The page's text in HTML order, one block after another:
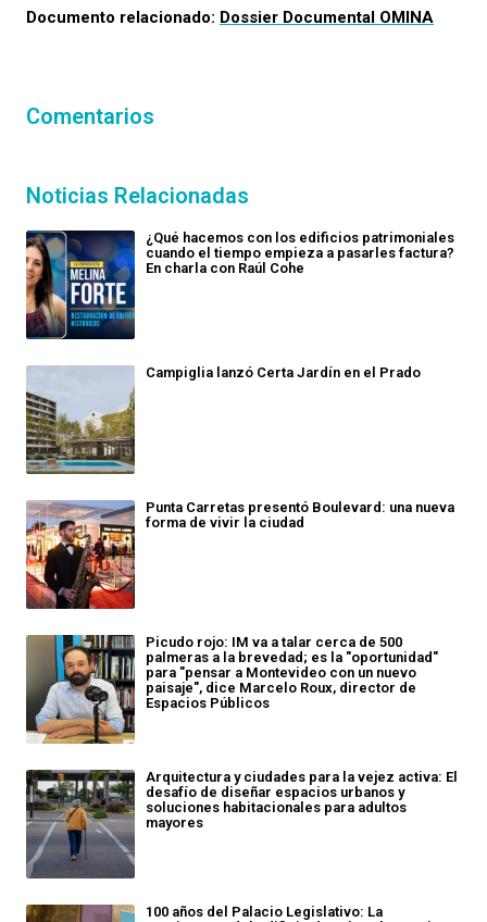
Documento relacionado: Dossier Documental OMINA
Comentarios
Noticias Relacionadas
¿Qué hacemos con los edificios patrimoniales
cuando el tiempo empieza a pasarles factura?
En charla con Raúl Cohe
Campiglia lanzó Certa Jardín en el Prado
Punta Carretas presentó Boulevard: una nueva
forma de vivir la ciudad
Picudo rojo: IM va a talar cerca de 500
palmeras a la brevedad; es la "oportunidad"
para "pensar a Montevideo con un nuevo
paisaje", dice Marcelo Roux, director de
Espacios Públicos
Arquitectura y ciudades para la vejez activa: El
desafío de diseñar espacios urbanos y
soluciones habitacionales para adultos
mayores
100 años del Palacio Legislativo: La